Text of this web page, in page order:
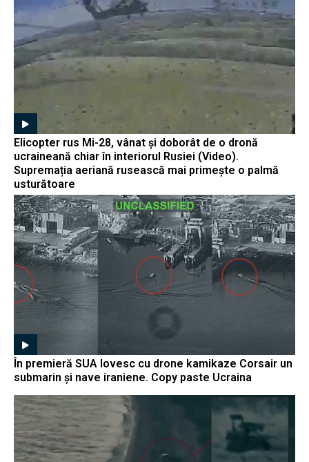
Elicopter rus Mi-28, vânat și doborât de o dronă
ucraineană chiar în interiorul Rusiei (Video).
Supremația aeriană rusească mai primește o palmă
usturătoare
În premieră SUA lovesc cu drone kamikaze Corsair un
submarin și nave iraniene. Copy paste Ucraina